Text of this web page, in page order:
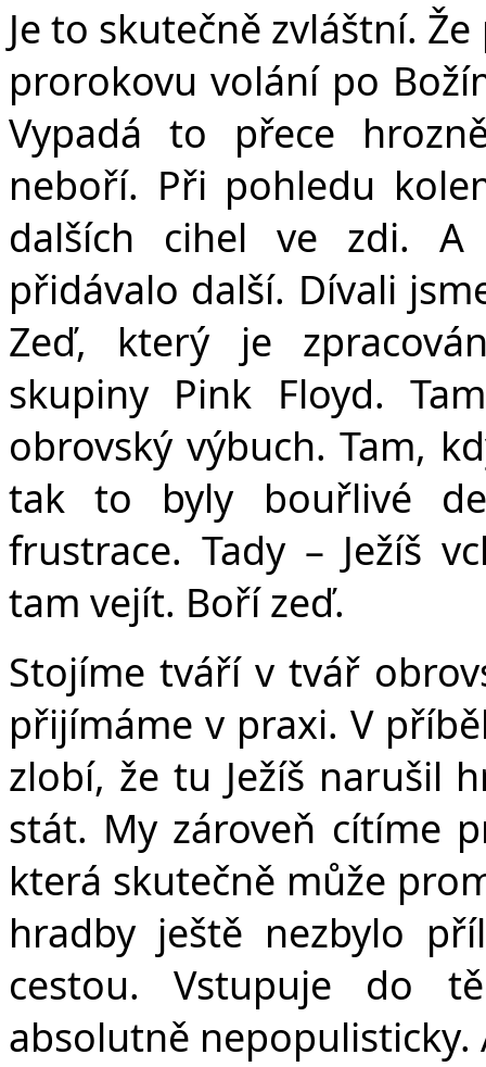
Je to skutečně zvláštní.
prorokovu volání po
Vypadá to přece
neboří. Při pohledu
dalších cihel ve zdi. A
přidávalo další. Dívali
Zeď, který je
skupiny Pink Floyd.
obrovský výbuch. Tam,
tak to byly bouřlivé
frustrace. Tady – Ježíš
tam vejít. Boří zeď.
Stojíme tváří v tvář
přijímáme v praxi. V
zlobí, že tu Ježíš narušil
stát. My zároveň cítíme
která skutečně může
hradby ještě nezbylo
cestou. Vstupuje do
absolutně nepopulisticky.